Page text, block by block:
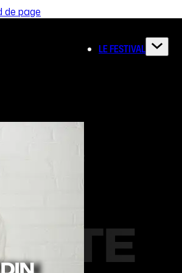
de page
LE FESTIVAL
PLEIN AIR